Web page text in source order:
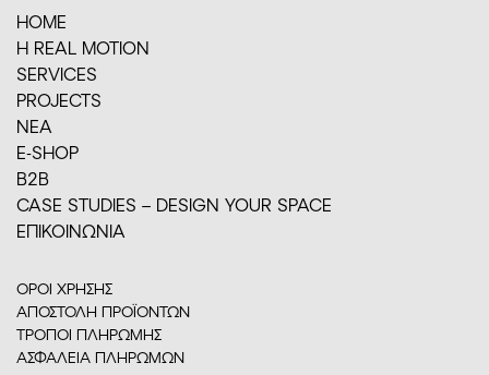
HOME
H REAL MOTION
SERVICES
PROJECTS
ΝΕΑ
E-SHOP
Β2Β
CASE STUDIES – DESIGN YOUR SPACE
ΕΠΙΚΟΙΝΩΝΙΑ
ΟΡΟΙ ΧΡΗΣΗΣ
ΑΠΟΣΤΟΛΗ ΠΡΟΪΟΝΤΩΝ
ΤΡΟΠΟΙ ΠΛΗΡΩΜΗΣ
ΑΣΦΑΛΕΙΑ ΠΛΗΡΩΜΩΝ